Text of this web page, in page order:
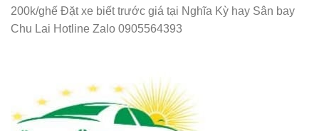
200k/ghế Đặt xe biết trước giá tại Nghĩa Kỳ hay Sân bay
Chu Lai Hotline Zalo 0905564393